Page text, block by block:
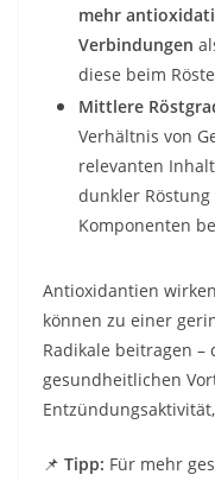
mehr
Verbindungen
diese beim
Mittlere
Verhältnis von
relevanten
dunkler
Komponenten
Antioxidantien
können zu einer
Radikale beitragen
gesundheitlichen
📌 Tipp: Für mehr